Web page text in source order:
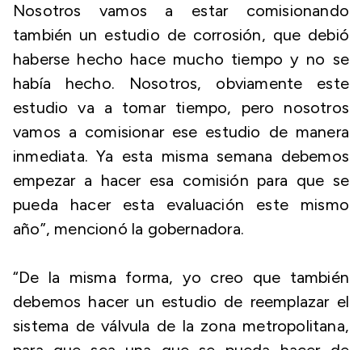
Nosotros vamos a estar comisionando
también un estudio de corrosión, que debió
haberse hecho hace mucho tiempo y no se
había hecho. Nosotros, obviamente este
estudio va a tomar tiempo, pero nosotros
vamos a comisionar ese estudio de manera
inmediata. Ya esta misma semana debemos
empezar a hacer esa comisión para que se
pueda hacer esta evaluación este mismo
año”, mencionó la gobernadora.
“De la misma forma, yo creo que también
debemos hacer un estudio de reemplazar el
sistema de válvula de la zona metropolitana,